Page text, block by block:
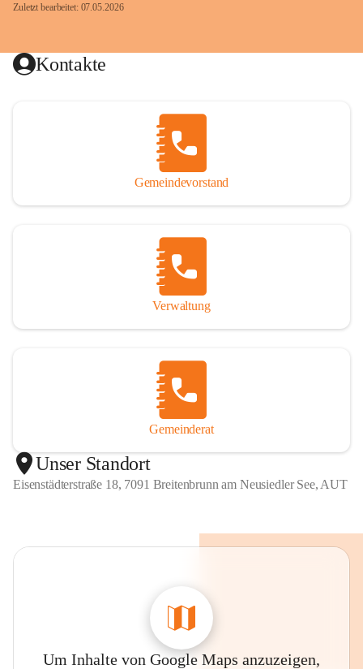
Zuletzt bearbeitet: 07.05.2026
Kontakte
Gemeindevorstand
Verwaltung
Gemeinderat
Unser Standort
Eisenstädterstraße 18, 7091 Breitenbrunn am Neusiedler See, AUT
Um Inhalte von Google Maps anzuzeigen,